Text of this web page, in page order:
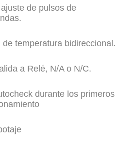
de pulsos de
de temperatura bidireccional.
a Relé, N/A o N/C.
durante los primeros